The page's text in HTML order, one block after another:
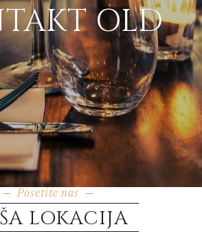
OLD
Posetite nas
LOKACIJA